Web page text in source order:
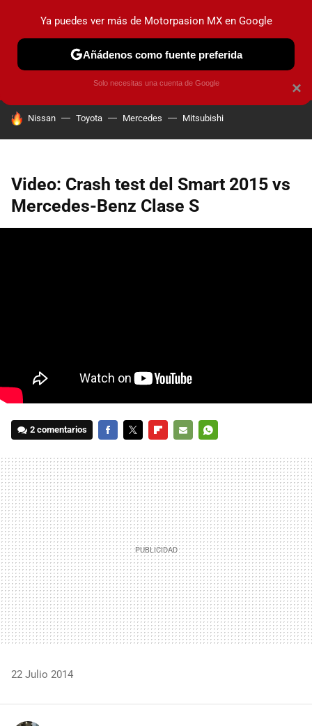
PRUEBAS INDUSTRIA HOY NO CIRCULA
HOY SE HABLA DE
Nissan Toyota Mercedes Mitsubishi
Video: Crash test del Smart 2015 vs
Mercedes-Benz Clase S
2 comentarios
MAIL
22 Julio 2014
×
Ya puedes ver más de Motorpasion MX en Google
Añádenos como fuente preferida
Solo necesitas una cuenta de Google